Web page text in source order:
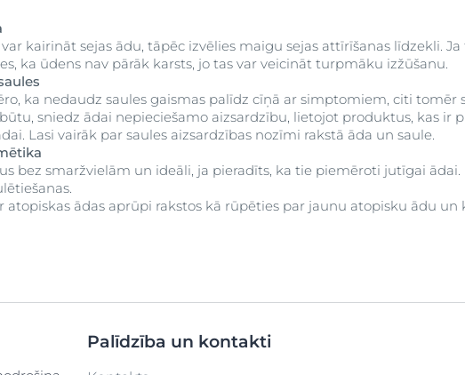
kairināt sejas ādu, tāpēc izvēlies maigu sejas attīrīšanas līdzekli.
ka ūdens nav pārāk karsts, jo tas var veicināt turpmāku izžūšanu.
ka nedaudz saules gaismas palīdz cīņā ar simptomiem, citi tomēr
sniedz ādai nepieciešamo aizsardzību, lietojot produktus, kas ir
Lasi vairāk par saules aizsardzības nozīmi rakstā āda un saule.
bez smaržvielām un ideāli, ja pieradīts, ka tie piemēroti jutīgai
atopiskas ādas aprūpi rakstos kā rūpēties par jaunu atopisku ādu un
Palīdzība un kontakti